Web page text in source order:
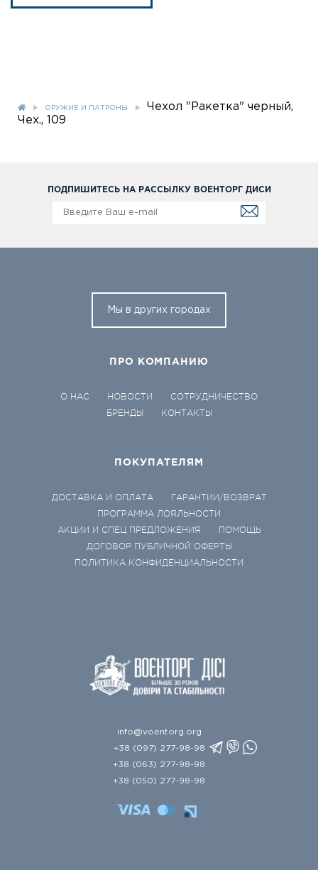
ОРУЖИЕ И ПАТРОНЫ
Чехол "Ракетка" черный,
Чех., 109
ПОДПИШИТЕСЬ НА РАССЫЛКУ ВОЕНТОРГ ДИСИ
Мы в других городах
ПРО КОМПАНИЮ
О НАС НОВОСТИ
СОТРУДНИЧЕСТВО
БРЕНДЫ
КОНТАКТЫ
ПОКУПАТЕЛЯМ
ДОСТАВКА И ОПЛАТА
ГАРАНТИИ/ВОЗВРАТ
ПРОГРАММА ЛОЯЛЬНОСТИ
АКЦИИ И СПЕЦ ПРЕДЛОЖЕНИЯ
ПОМОЩЬ
ДОГОВОР ПУБЛИЧНОЙ ОФЕРТЫ
ПОЛИТИКА КОНФИДЕНЦИАЛЬНОСТИ
info@voentorg.org
+38 (097) 277-98-98
+38 (063) 277-98-98
+38 (050) 277-98-98